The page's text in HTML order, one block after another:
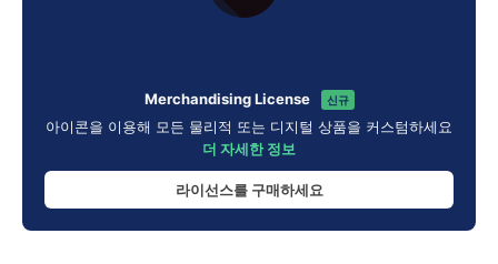
Merchandising License 신규
아이콘을 이용해 모든 물리적 또는 디지털 상품을 커스텀하세요
더 자세한 정보
라이선스를 구매하세요